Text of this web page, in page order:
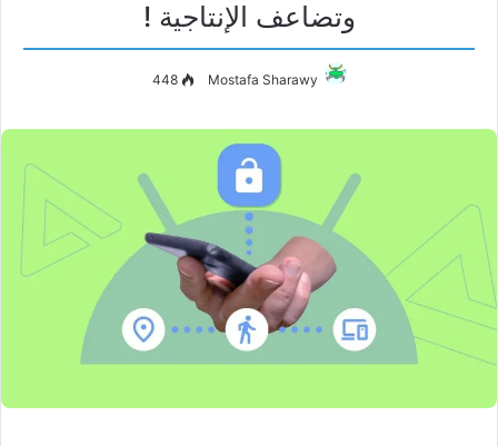
وتضاعف الإنتاجية !
Mostafa Sharawy
448